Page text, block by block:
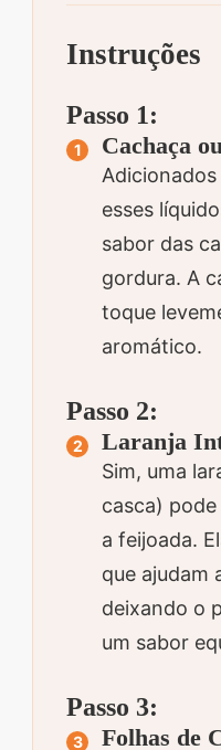
Instruções
Passo 1:
Cachaça
esses
sabor das
gordura. A
toque
aromático.
Passo 2:
Laranja
Sim, uma
casca)
a feijoada.
que ajudam
deixando o
um sabor
Passo 3:
Folhas de